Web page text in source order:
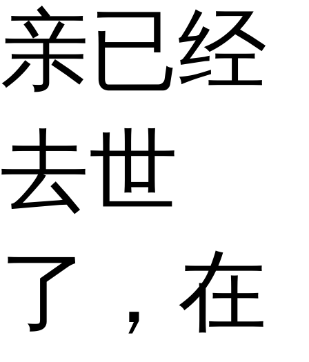
亲已经
去世
了，在